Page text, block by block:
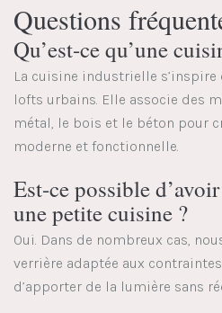
Questions
Qu’est-ce qu’une
La cuisine industrielle
lofts urbains. Elle associe des
métal, le bois et le béton pour
moderne et fonctionnelle.
Est-ce possible
une petite cuisine ?
Oui. Dans de nombreux cas,
verrière adaptée aux
d’apporter de la lumière sans